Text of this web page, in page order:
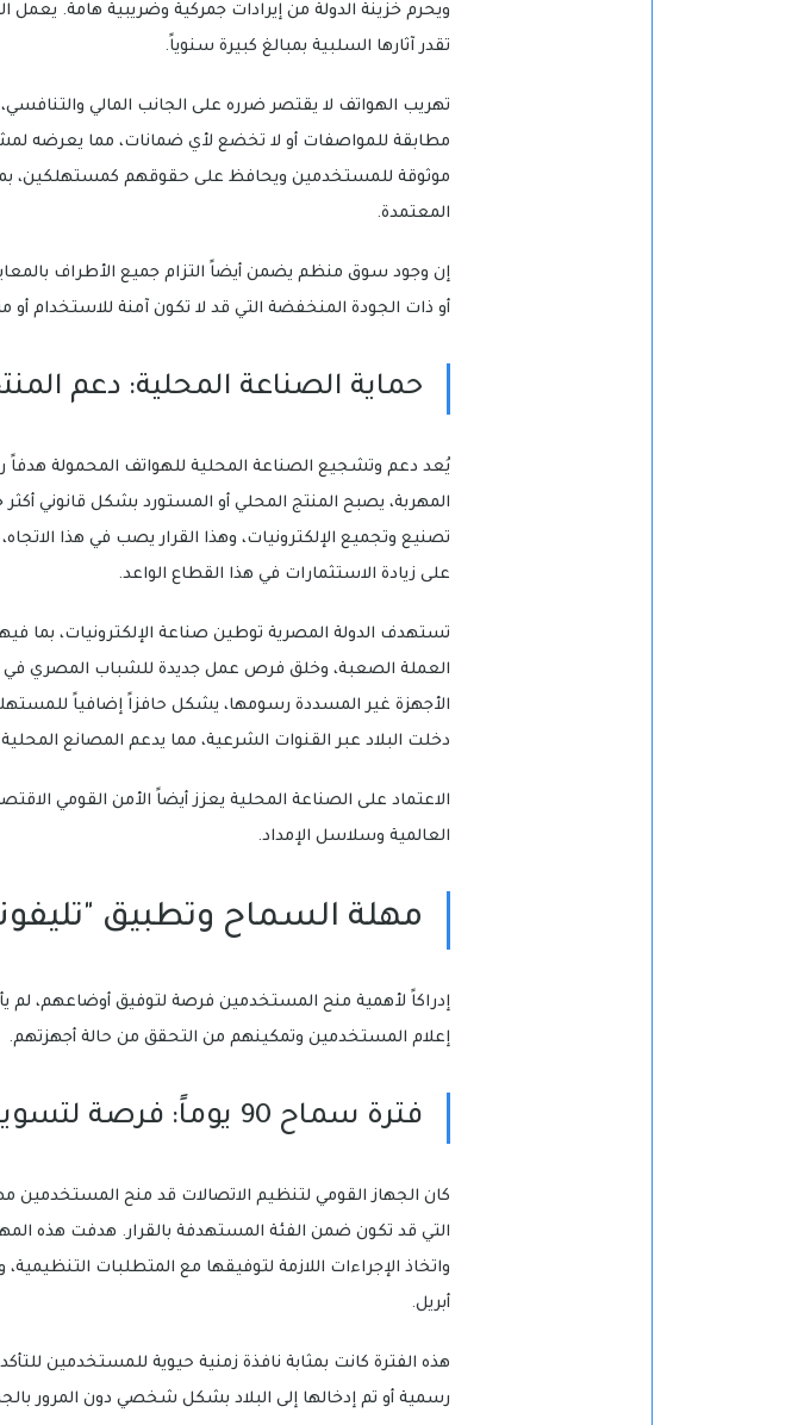
ويحرم خزينة الدولة من إيرادات جمركية وضريبية هامة. يعمل
تقدر آثارها السلبية بمبالغ كبيرة سنوياً.
تهريب الهواتف لا يقتصر ضرره على الجانب المالي
مطابقة للمواصفات أو لا تخضع لأي ضمانات، مما يعرضه
موثوقة للمستخدمين ويحافظ على حقوقهم كمستهلكين،
المعتمدة.
إن وجود سوق منظم يضمن أيضاً التزام جميع الأطراف
أو ذات الجودة المنخفضة التي قد لا تكون آمنة للاستخدام
حماية الصناعة المحلية: دعم
يُعد دعم وتشجيع الصناعة المحلية للهواتف المحمولة هدفاً
المهربة، يصبح المنتج المحلي أو المستورد بشكل قانوني
تصنيع وتجميع الإلكترونيات، وهذا القرار يصب في هذا
على زيادة الاستثمارات في هذا القطاع الواعد.
تستهدف الدولة المصرية توطين صناعة الإلكترونيات، بما
العملة الصعبة، وخلق فرص عمل جديدة للشباب المصري في
الأجهزة غير المسددة رسومها، يشكل حافزاً إضافياً
دخلت البلاد عبر القنوات الشرعية، مما يدعم المصانع
الاعتماد على الصناعة المحلية يعزز أيضاً الأمن القومي
العالمية وسلاسل الإمداد.
مهلة السماح وتطبيق
إدراكاً لأهمية منح المستخدمين فرصة لتوفيق أوضاعهم، لم
إعلام المستخدمين وتمكينهم من التحقق من حالة أجهزتهم.
فترة سماح 90 يوماً: فرصة لتسوية الأوضاع
التي قد تكون ضمن الفئة المستهدفة بالقرار. هدفت هذه
واتخاذ الإجراءات اللازمة لتوفيقها مع المتطلبات
أبريل.
هذه الفترة كانت بمثابة نافذة زمنية حيوية للمستخدمين
رسمية أو تم إدخالها إلى البلاد بشكل شخصي دون المرور